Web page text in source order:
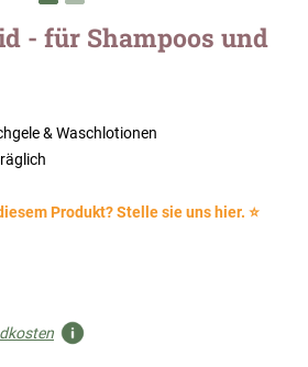
- für Shampoos und
& Waschlotionen
Produkt? Stelle sie uns hier. ⭐